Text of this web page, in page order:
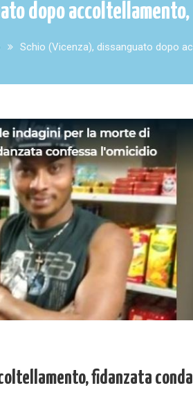
dopo
Schio (Vicenza), dissanguato dopo
fidanzata